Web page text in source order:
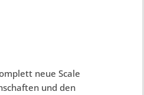
neue Scale
und den